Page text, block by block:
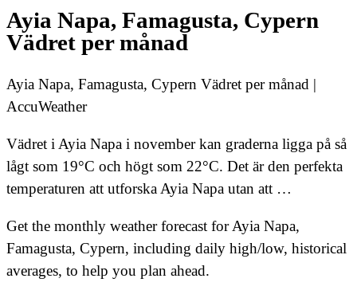
Ayia Napa, Famagusta, Cypern
Vädret per månad
Ayia Napa, Famagusta, Cypern Vädret per månad |
AccuWeather
Vädret i Ayia Napa i november kan graderna ligga på så
lågt som 19°C och högt som 22°C. Det är den perfekta
temperaturen att utforska Ayia Napa utan att …
Get the monthly weather forecast for Ayia Napa,
Famagusta, Cypern, including daily high/low, historical
averages, to help you plan ahead.